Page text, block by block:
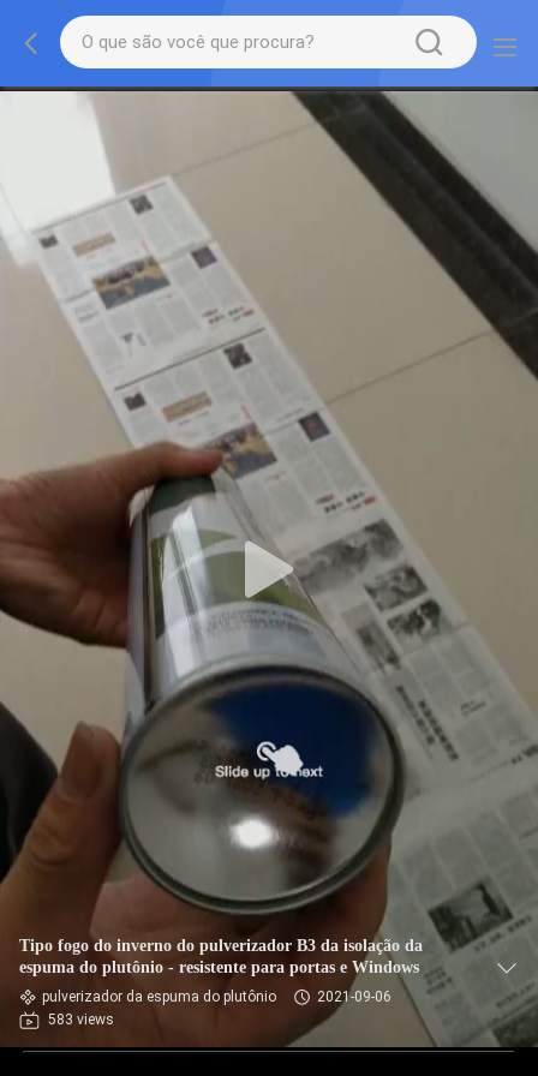
Tipo fogo do inverno do pulverizador B3 da isolação da
espuma do plutônio - resistente para portas e Windows
pulverizador da espuma do plutônio
2021-09-06
583 views